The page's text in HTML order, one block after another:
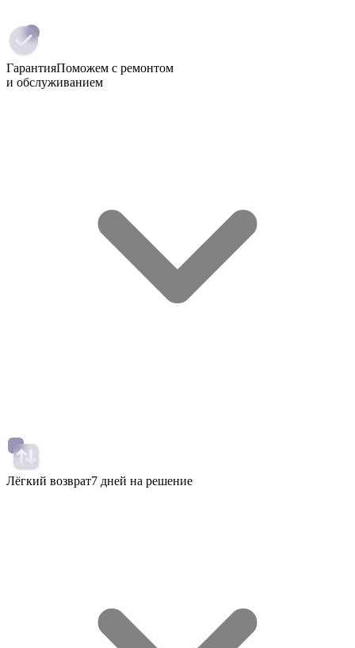
ГарантияПоможем с ремонтом
и обслуживанием
Лёгкий возврат7 дней на решение